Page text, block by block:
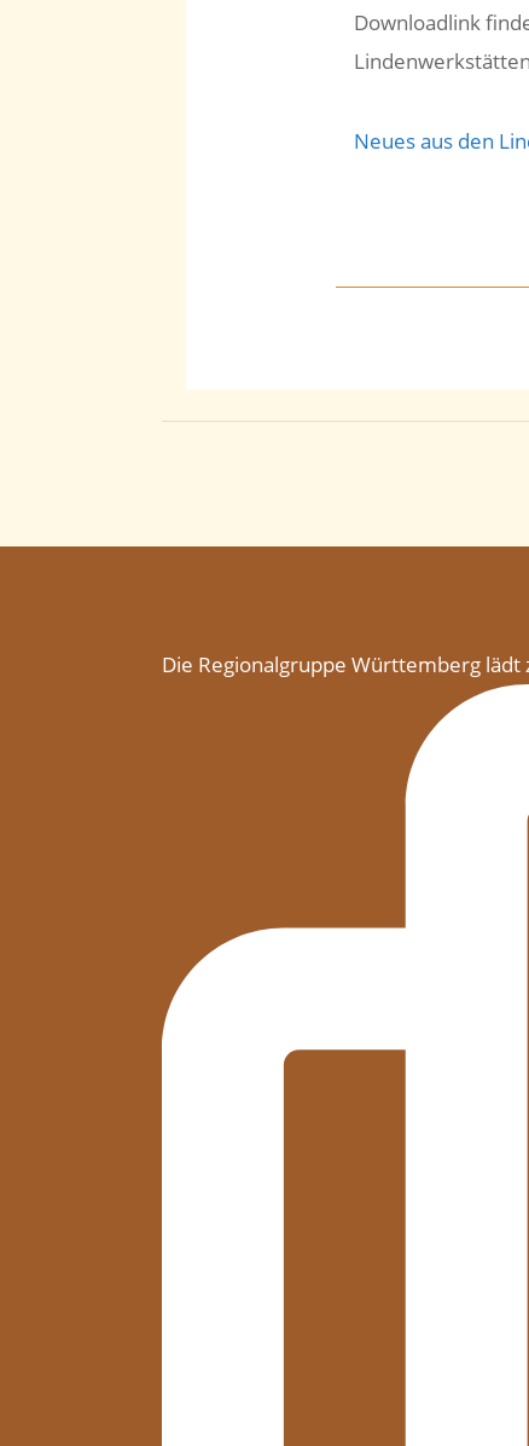
Downloadlink
Neues aus den
Die Regionalgruppe Württemberg